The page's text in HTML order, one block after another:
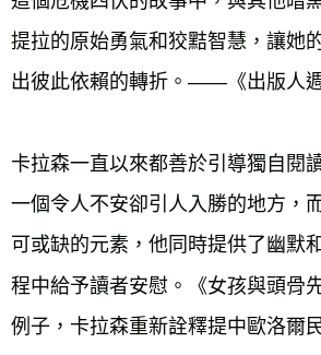
提拉的原始勇氣和狡黠智慧，讓她
出彼此依賴的轉折。——《出版人週
卡拉森一直以來都善於引導獨自閱
一個令人不安卻引人入勝的地方，
可或缺的元素，他同時提供了幽默
程中給予讀者安慰。《女孩與頭骨
例子，卡拉森重新詮釋提中歐洛爾